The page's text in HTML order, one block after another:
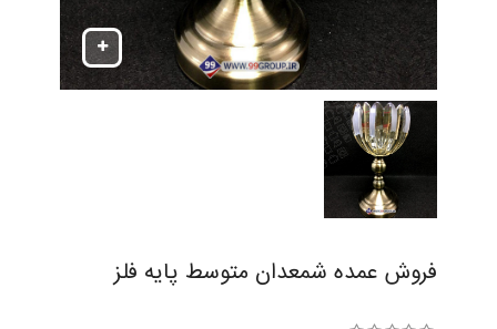
فروش عمده شمعدان متوسط پايه فلز